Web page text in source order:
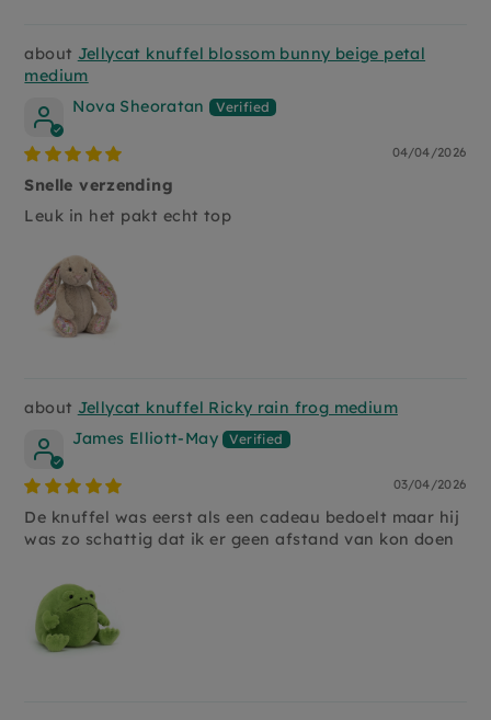
Jellycat knuffel blossom bunny beige petal
medium
Nova Sheoratan
04/04/2026
Snelle verzending
Leuk in het pakt echt top
Jellycat knuffel Ricky rain frog medium
James Elliott-May
03/04/2026
De knuffel was eerst als een cadeau bedoelt maar hij
was zo schattig dat ik er geen afstand van kon doen